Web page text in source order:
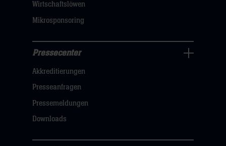
Wirtschaftslöwen
Mikrosponsoring
Navigation
öffnen,
dann
klicken
hier
Pressecenter
Akkreditierungen
Presseanfragen
Pressemeldungen
Downloads